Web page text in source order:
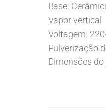
Base:
Vapor vertical
Voltagem:
Pulverização
Dimensões